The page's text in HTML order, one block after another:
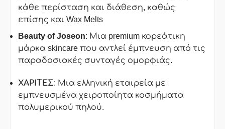
κάθε περίσταση και διάθεση, καθώς
επίσης και Wax Melts
Beauty ofJoseon: Μια premium κορεάτικη
μάρκα skincare που αντλεί έμπνευση από τις
παραδοσιακές συνταγές ομορφιάς.
ΧΑΡΙΤΕΣ: Μια ελληνική εταιρεία με
εμπνευσμένα χειροποίητα κοσμήματα
πολυμερικού πηλού.